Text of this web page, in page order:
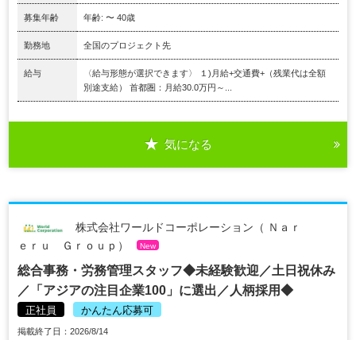
募集年齢 年齢: 〜 40歳
勤務地 全国のプロジェクト先
給与
〈給与形態が選択できます〉 １)月給+交通費+（残業代は全額
別途支給） 首都圏：月給30.0万円～...
気になる
株式会社ワールドコーポレーション（ Ｎａｒ
ｅｒｕ Ｇｒｏｕｐ）
New
総合事務・労務管理スタッフ◆未経験歓迎／土日祝休み
／「アジアの注目企業100」に選出／人柄採用◆
正社員 かんたん応募可
掲載終了日：2026/8/14